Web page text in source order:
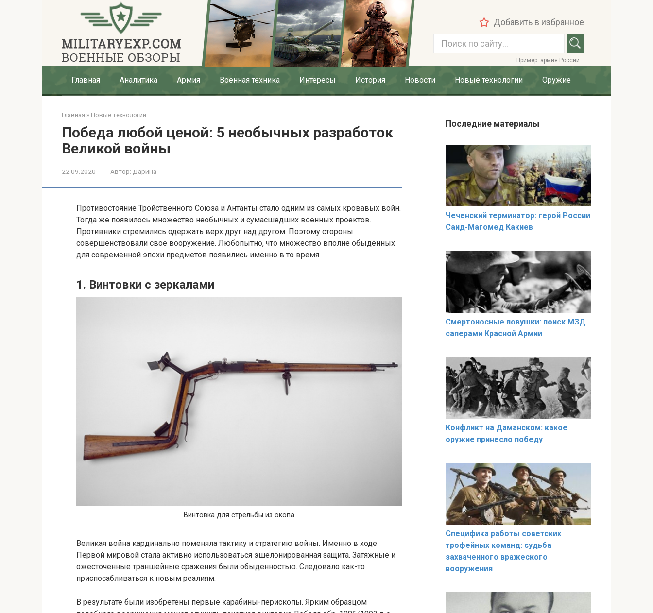
Добавить в избранное
и
:
Пример: армия России...
Главная Аналитика Армия Военная техника Интересы История Новости Новые технологии Оружие
Главная » Новые технологии
Победа любой ценой: 5 необычных разработок
Великой войны
22.09.2020 Автор: Дарина
Противостояние Тройственного Союза и Антанты стало одним из самых кровавых войн.
Тогда же появилось множество необычных и сумасшедших военных проектов.
Противники стремились одержать верх друг над другом. Поэтому стороны
совершенствовали свое вооружение. Любопытно, что множество вполне обыденных
для современной эпохи предметов появились именно в то время.
1. Винтовки с зеркалами
Винтовка для стрельбы из окопа
Великая война кардинально поменяла тактику и стратегию войны. Именно в ходе
Первой мировой стала активно использоваться эшелонированная защита. Затяжные и
ожесточенные траншейные сражения были обыденностью. Следовало как-то
приспосабливаться к новым реалиям.
В результате были изобретены первые карабины-перископы. Ярким образцом
Последние материалы
Чеченский терминатор: герой России
Саид-Магомед Какиев
Смертоносные ловушки: поиск МЗД
саперами Красной Армии
Конфликт на Даманском: какое
оружие принесло победу
Специфика работы советских
трофейных команд: судьба
захваченного вражеского
вооружения